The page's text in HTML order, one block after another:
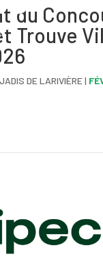
du
Trouve
DE LARIVIÈRE|